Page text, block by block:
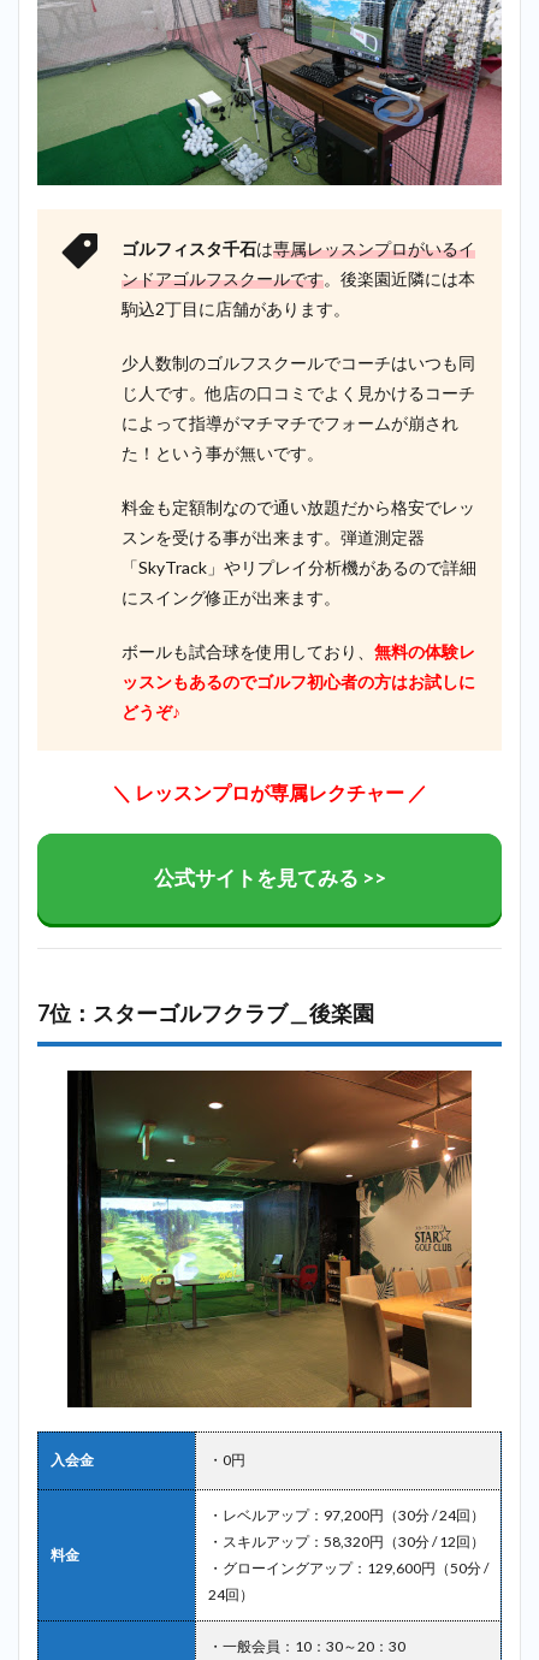
ゴルフィスタ千石は専属レッスンプロがいるイ
ンドアゴルフスクールです。後楽園近隣には本
駒込2丁目に店舗があります。
少人数制のゴルフスクールでコーチはいつも同
じ人です。他店の口コミでよく見かけるコーチ
によって指導がマチマチでフォームが崩され
た！という事が無いです。
料金も定額制なので通い放題だから格安でレッ
スンを受ける事が出来ます。弾道測定器
「SkyTrack」やリプレイ分析機があるので詳細
にスイング修正が出来ます。
ボールも試合球を使用しており、 無料の体験レ
ッスンもあるのでゴルフ初心者の方はお試しに
どうぞ♪
＼ レッスンプロが専属レクチャー ／
公式サイトを見てみる >>
7位：スターゴルフクラブ＿後楽園
入会金 ・0円
料金
・レベルアップ：97,200円（30分 / 24回）
・スキルアップ：58,320円（30分 / 12回）
・グローイングアップ：129,600円（50分 /
24回）
・一般会員：10：30～20：30